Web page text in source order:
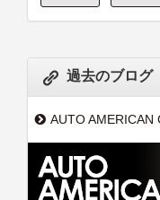
過去のブログ
AUTO AMERICAN